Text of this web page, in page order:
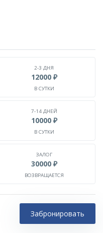
2-3 ДНЯ
12000 ₽
В СУТКИ
7-14 ДНЕЙ
10000 ₽
В СУТКИ
ЗАЛОГ
30000 ₽
ВОЗВРАЩАЕТСЯ
Забронировать